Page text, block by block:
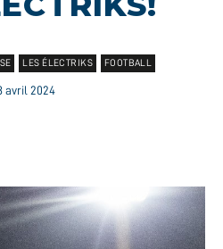
LES ÉLECTRIKS FOOTBALL
avril 2024